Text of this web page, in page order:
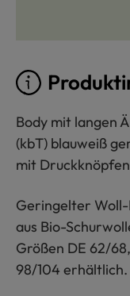
Body mit langen
(kbT) blauweiß
mit
Geringelter
aus Bio-
Größen DE 62/
98/104 erhältlich.